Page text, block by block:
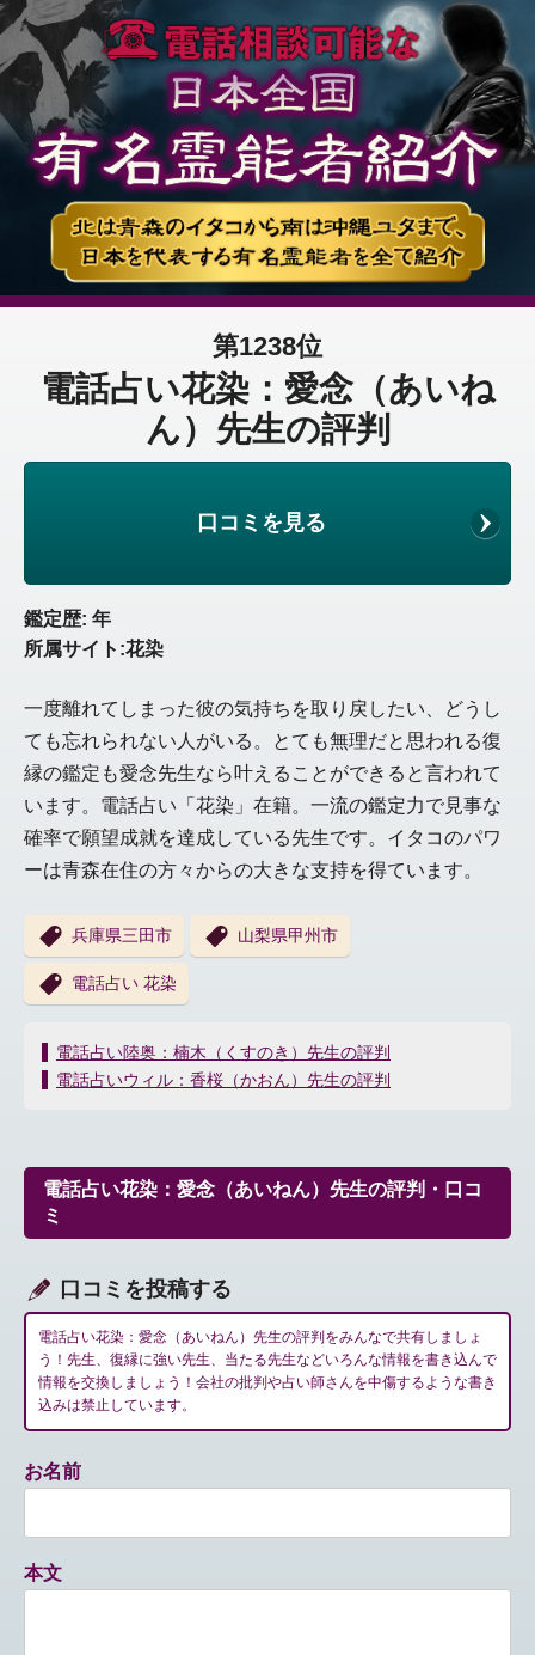
第1238位
電話占い花染：愛念（あいね
ん）先生の評判
口コミを見る
鑑定歴: 年
所属サイト:花染
一度離れてしまった彼の気持ちを取り戻したい、どうし
ても忘れられない人がいる。とても無理だと思われる復
縁の鑑定も愛念先生なら叶えることができると言われて
います。電話占い「花染」在籍。一流の鑑定力で見事な
確率で願望成就を達成している先生です。イタコのパワ
ーは青森在住の方々からの大きな支持を得ています。
兵庫県三田市 山梨県甲州市
電話占い 花染
投
稿
ー
シ
ョ
電話占い陸奥：楠木（くすのき）先生の評判
電話占いウィル：香桜（かおん）先生の評判
電話占い花染：愛念（あいねん）先生の評判・口コ
ミ
口コミを投稿する
電話占い花染：愛念（あいねん）先生の評判をみんなで共有しましょ
う！先生、復縁に強い先生、当たる先生などいろんな情報を書き込んで
情報を交換しましょう！会社の批判や占い師さんを中傷するような書き
込みは禁止しています。
お名前
本文